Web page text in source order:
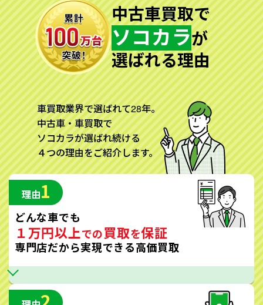
中古車買取で
ソコカラが
選ばれる理由
車買取業界で選ばれて28年。
中古車・車買取で
ソコカラが選ばれ続ける
４つの理由をご紹介します。
理由1
どんな車でも
１万円以上での買取を保証
専門店だから実現できる高価買取